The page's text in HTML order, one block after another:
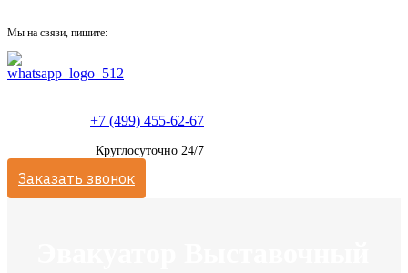
Мы на связи, пишите:
+7 (499) 455-62-67
Круглосуточно 24/7
Заказать звонок